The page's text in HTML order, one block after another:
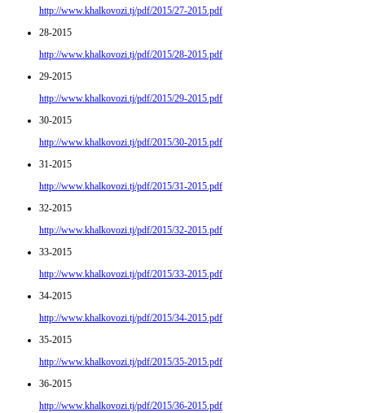
http://www.khalkovozi.tj/pdf/2015/27-2015.pdf
28-2015
http://www.khalkovozi.tj/pdf/2015/28-2015.pdf
29-2015
http://www.khalkovozi.tj/pdf/2015/29-2015.pdf
30-2015
http://www.khalkovozi.tj/pdf/2015/30-2015.pdf
31-2015
http://www.khalkovozi.tj/pdf/2015/31-2015.pdf
32-2015
http://www.khalkovozi.tj/pdf/2015/32-2015.pdf
33-2015
http://www.khalkovozi.tj/pdf/2015/33-2015.pdf
34-2015
http://www.khalkovozi.tj/pdf/2015/34-2015.pdf
35-2015
http://www.khalkovozi.tj/pdf/2015/35-2015.pdf
36-2015
http://www.khalkovozi.tj/pdf/2015/36-2015.pdf